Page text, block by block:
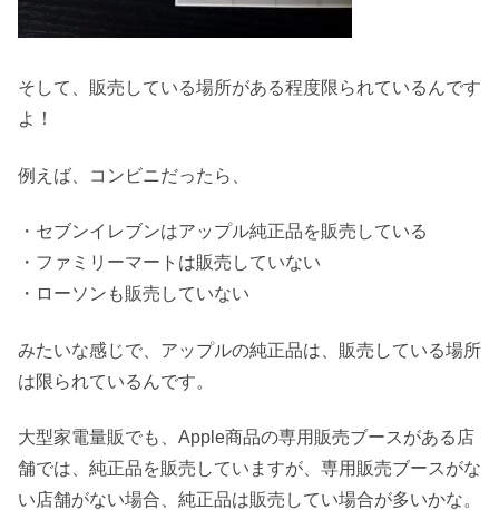
そして、販売している場所がある程度限られているんです
よ！
例えば、コンビニだったら、
・セブンイレブンはアップル純正品を販売している
・ファミリーマートは販売していない
・ローソンも販売していない
みたいな感じで、アップルの純正品は、販売している場所
は限られているんです。
大型家電量販でも、Apple商品の専用販売ブースがある店
舗では、純正品を販売していますが、専用販売ブースがな
い店舗がない場合、純正品は販売してい場合が多いかな。